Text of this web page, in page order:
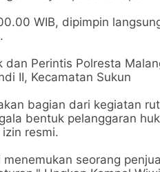
WIB, dipimpin
dan Perintis Polresta
II, Kecamatan Sukun
bagian dari kegiatan
bentuk pelanggaran
resmi.
seorang